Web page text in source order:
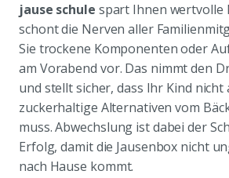
jause schule spart Ihnen wertvolle
schont die Nerven aller
Sie trockene Komponenten oder
am Vorabend vor. Das nimmt den
und stellt sicher, dass Ihr Kind nicht
zuckerhaltige Alternativen vom
muss. Abwechslung ist dabei der
Erfolg, damit die Jausenbox nicht
nach Hause kommt.